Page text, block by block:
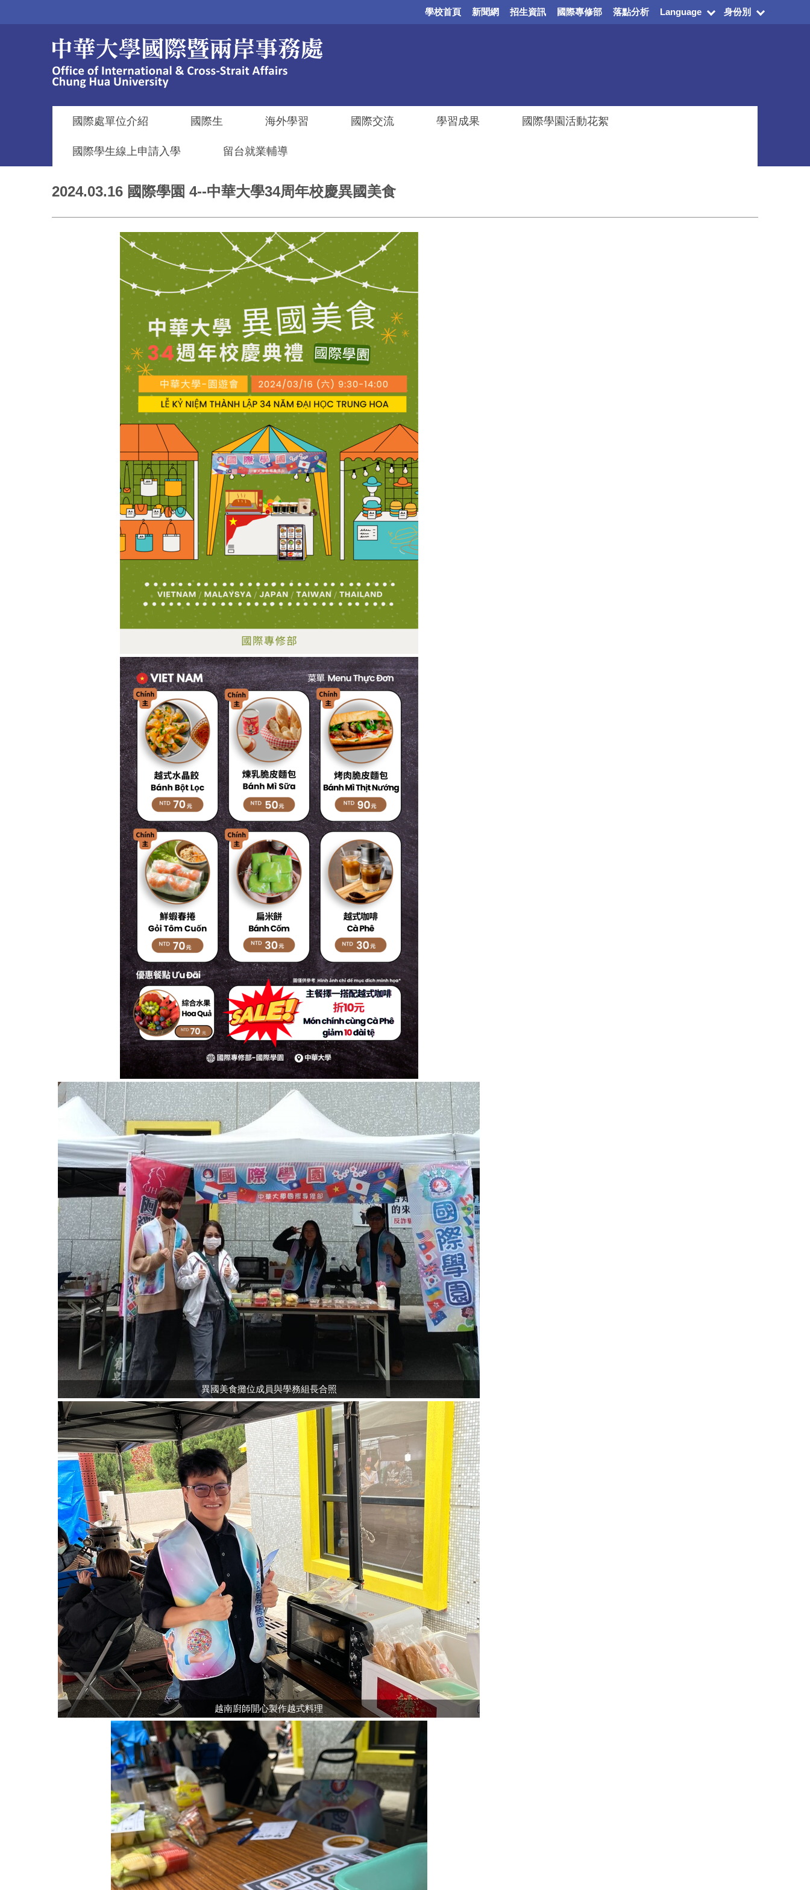
學校首頁 新聞網 招生資訊 國際專修部 落點分析 Language 身份別
國際處單位介紹 國際生 海外學習 國際交流 學習成果 國際學園活動花絮
國際學生線上申請入學 留台就業輔導
2024.03.16 國際學園 4--中華大學34周年校慶異國美食
異國美食攤位成員與學務組長合照
越南廚師開心製作越式料理